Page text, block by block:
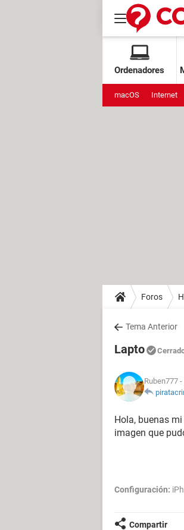
Ordenadores
macOS Internet
Foros
Tema Anterior
Lapto
Ruben777 -
Hola, buenas
imagen que
Configuración:
Compartir